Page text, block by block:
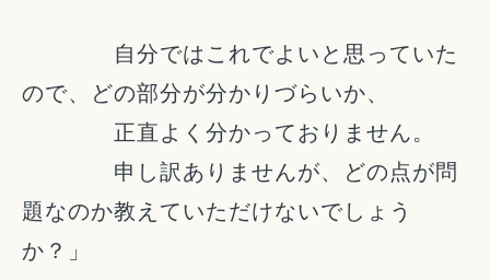
自分ではこれでよいと思っていた
ので、どの部分が分かりづらいか、
正直よく分かっておりません。
申し訳ありませんが、どの点が問
題なのか教えていただけないでしょう
か？」